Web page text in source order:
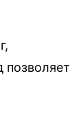
позволяет